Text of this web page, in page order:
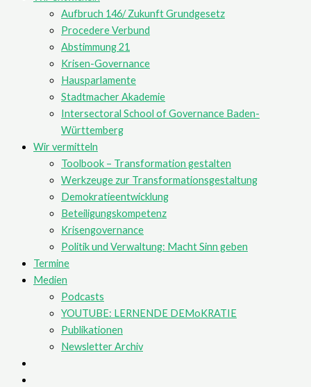
Aufbruch 146/ Zukunft Grundgesetz
Procedere Verbund
Abstimmung 21
Krisen-Governance
Hausparlamente
Stadtmacher Akademie
Intersectoral School of Governance Baden-
Württemberg
Wir vermitteln
Toolbook – Transformation gestalten
Werkzeuge zur Transformationsgestaltung
Demokratieentwicklung
Beteiligungskompetenz
Krisengovernance
Politik und Verwaltung: Macht Sinn geben
Termine
Medien
Podcasts
YOUTUBE: LERNENDE DEMoKRATIE
Publikationen
Newsletter Archiv